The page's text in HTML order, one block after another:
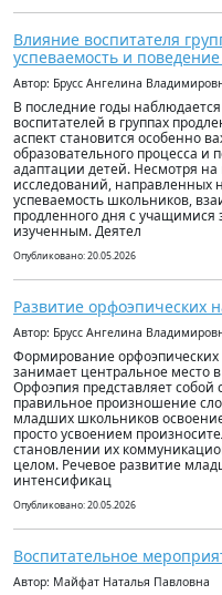
Влияние воспитателя
успеваемость и
Автор: Брусс Ангелина
В последние годы
воспитателей в группах
аспект становится особенно
образовательного процесса и
адаптации детей. Несмотря
исследований, направленных
успеваемость школьников,
продленного дня с учащимися
изученным. Деятел
Опубликовано: 20.05.2026
Развитие орфоэпических
Автор: Брусс Ангелина
Формирование
занимает центральное место
Орфоэпия представляет
правильное произношение
младших школьников
просто усвоением
становлении их
целом. Речевое развитие
интенсификац
Опубликовано: 20.05.2026
Воспитательное
Автор: Майфат Наталья Павловна